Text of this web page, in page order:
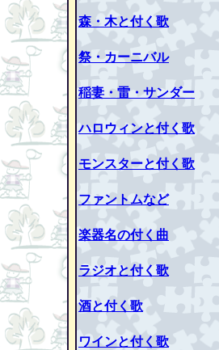
森・木と付く歌
祭・カーニバル
稲妻・雷・サンダー
ハロウィンと付く歌
モンスターと付く歌
ファントムなど
楽器名の付く曲
ラジオと付く歌
酒と付く歌
ワインと付く歌